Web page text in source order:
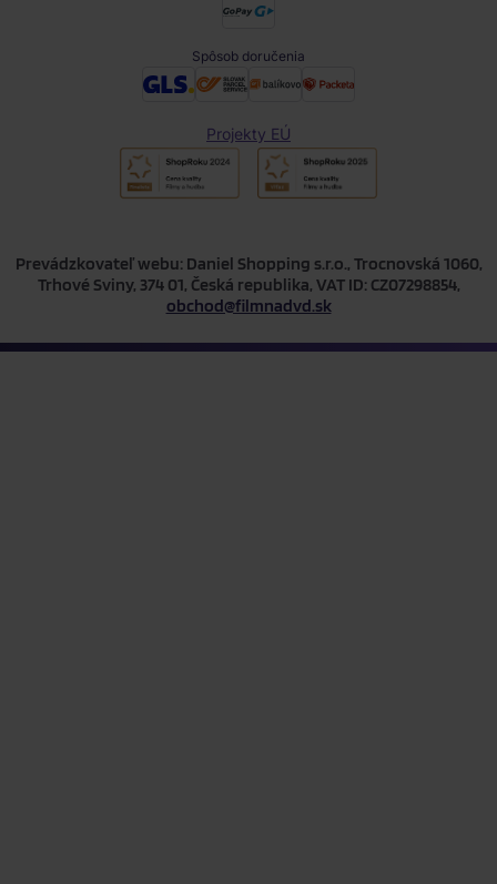
Spôsob doručenia
Projekty EÚ
Prevádzkovateľ webu: Daniel Shopping s.r.o., Trocnovská 1060,
Trhové Sviny, 374 01, Česká republika, VAT ID: CZ07298854,
obchod@filmnadvd.sk